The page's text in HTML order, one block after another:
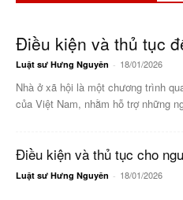
Điều kiện và thủ tục
Luật sư Hưng Nguyên - 18/01/2026
Nhà ở xã hội là một chương trình
của Việt Nam, nhằm hỗ trợ những
Điều kiện và thủ tục cho
Luật sư Hưng Nguyên - 18/01/2026